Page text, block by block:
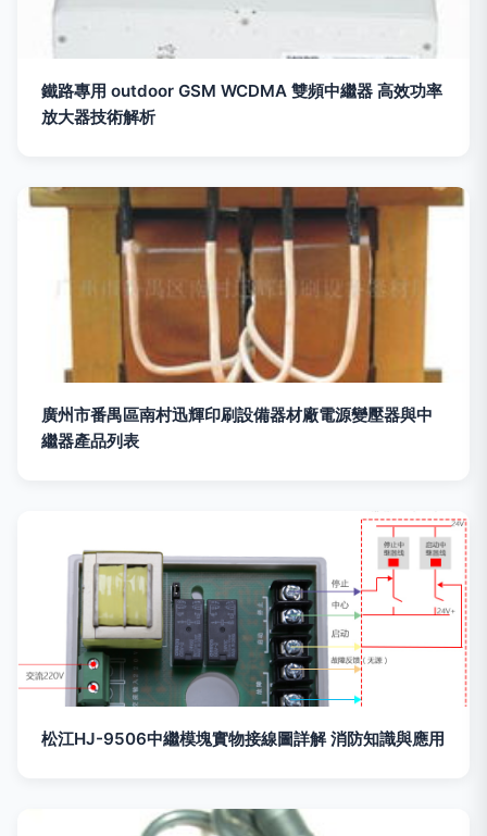
鐵路專用 outdoor GSM WCDMA 雙頻中繼器 高效功率
放大器技術解析
廣州市番禺區南村迅輝印刷設備器材廠電源變壓器與中
繼器產品列表
松江HJ-9506中繼模塊實物接線圖詳解 消防知識與應用